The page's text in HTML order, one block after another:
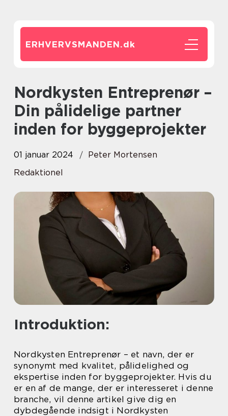
ERHVERVSMANDEN.dk
Nordkysten Entreprenør –
Din pålidelige partner
inden for byggeprojekter
01 januar 2024
Peter Mortensen
Redaktionel
Introduktion:
Nordkysten Entreprenør – et navn, der er
synonymt med kvalitet, pålidelighed og
ekspertise inden for byggeprojekter. Hvis du
er en af de mange, der er interesseret i denne
branche, vil denne artikel give dig en
dybdegående indsigt i Nordkysten